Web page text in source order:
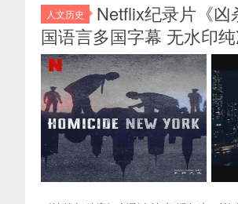
人文历史
Netflix纪录片《凶
国语言多国字幕 无水印